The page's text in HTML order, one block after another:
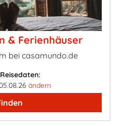
& Ferienhäuser
bei casamundo.de
ändern